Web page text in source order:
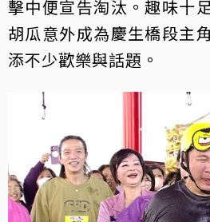
擊中便宣告淘汰。趣味十
胡瓜意外成為慶生橋段主
添不少歡樂與話題。